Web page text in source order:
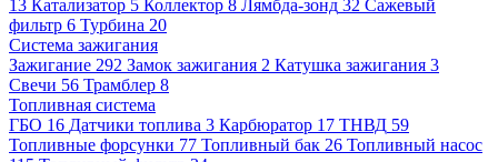
13 Катализатор 5 Коллектор 8 Лямбда-зонд 32 Сажевый
фильтр 6 Турбина 20
Система зажигания
Зажигание 292 Замок зажигания 2 Катушка зажигания 3
Свечи 56 Трамблер 8
Топливная система
ГБО 16 Датчики топлива 3 Карбюратор 17 ТНВД 59
Топливные форсунки 77 Топливный бак 26 Топливный насос